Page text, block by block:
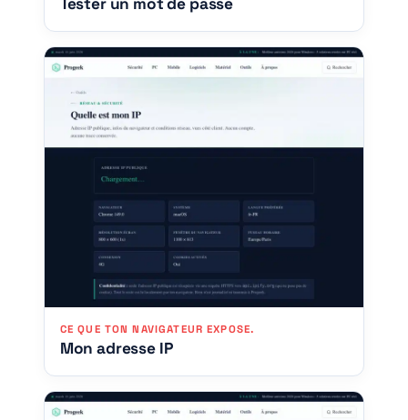
CE QUE TON NAVIGATEUR EXPOSE.
Mon adresse IP